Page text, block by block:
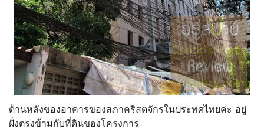
ด้านหลังของอาคารของสภาคริสตจักรในประทศไทยค่ะ อยู่
ฝั่งตรงข้ามกับที่ดินของโครงการ